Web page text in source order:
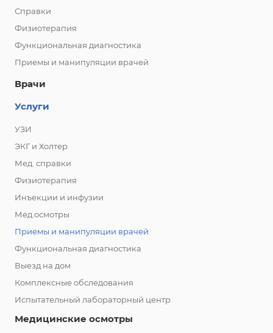
Справки
Физиотерапия
Функциональная диагностика
Приемы и манипуляции врачей
Врачи
Услуги
УЗИ
ЭКГ и Холтер
Мед. справки
Физиотерапия
Инъекции и инфузии
Мед.осмотры
Приемы и манипуляции врачей
Функциональная диагностика
Выезд на дом
Комплексные обследования
Испытательный лабораторный центр
Медицинские осмотры